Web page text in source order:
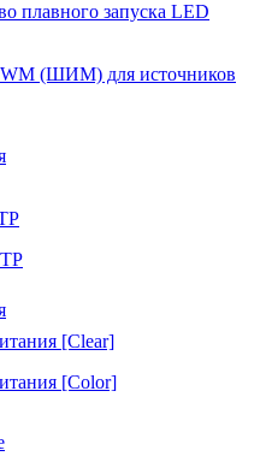
плавного запуска LED
(ШИМ) для источников
[Clear]
[Color]